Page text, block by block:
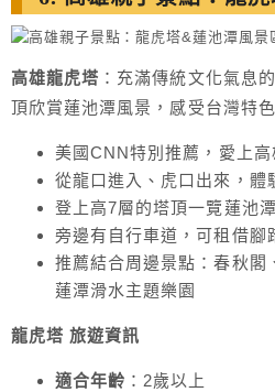
高雄龍虎塔 ：充滿傳統文化氣息
頂欣賞蓮池潭風景，感受台灣特色
美國CNN特別推薦，愛上
從龍口進入、虎口出來，體
登上高7層的塔頂一覽蓮池
旁邊有自行車道，可租借腳
推薦結合周邊景點：春秋閣
蓮潭滑水主題樂園
龍虎塔 旅遊資訊
適合年齡 ：2歲以上